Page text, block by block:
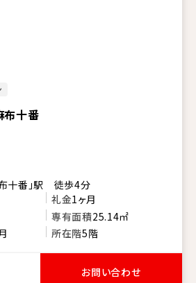
布十番
十番」駅 徒歩4分
礼金1ヶ月
専有面積25.14㎡
所在階5階
お問い合わせ